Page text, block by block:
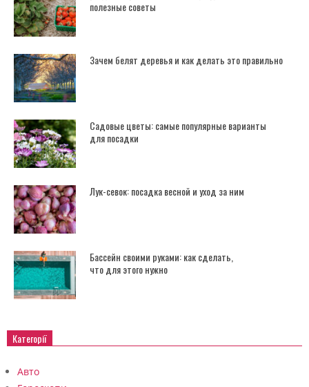
полезные советы
Зачем белят деревья и как делать это правильно
Садовые цветы: самые популярные варианты
для посадки
Лук-севок: посадка весной и уход за ним
Бассейн своими руками: как сделать,
что для этого нужно
Категорії
Авто